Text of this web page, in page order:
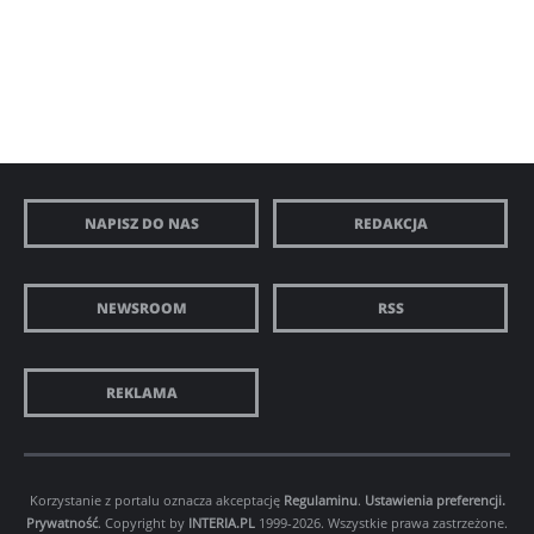
NAPISZ DO NAS REDAKCJA
NEWSROOM RSS
REKLAMA
Korzystanie z portalu oznacza akceptację Regulaminu. Ustawienia preferencji.
Prywatność. Copyright by INTERIA.PL 1999-2026. Wszystkie prawa zastrzeżone.